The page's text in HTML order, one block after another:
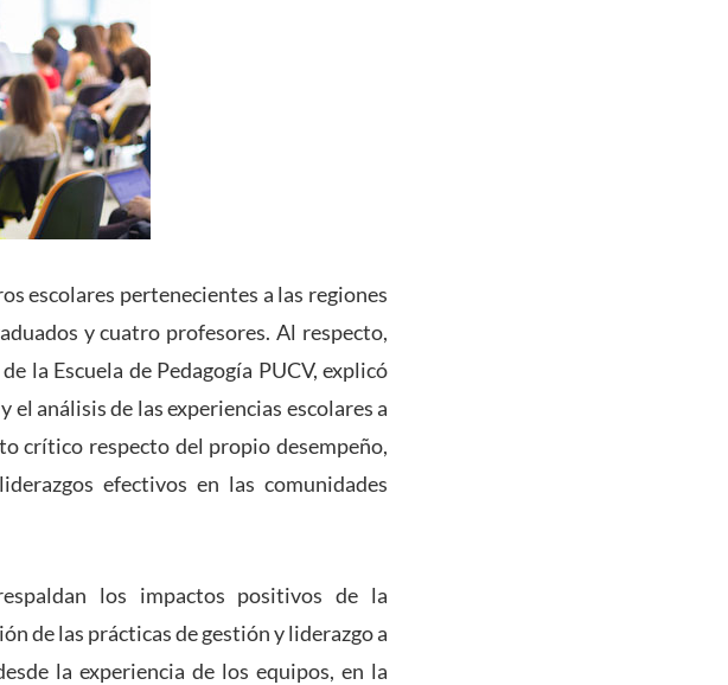
escolares pertenecientes a las regiones
y cuatro profesores. Al respecto,
la Escuela de Pedagogía PUCV, explicó
análisis de las experiencias escolares a
crítico respecto del propio desempeño,
efectivos en las comunidades
los impactos positivos de la
de las prácticas de gestión y liderazgo a
la experiencia de los equipos, en la